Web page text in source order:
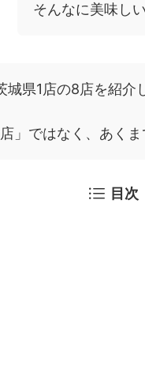
そんなに美味し
県1店の8店を紹介
」ではなく、あくま
目次